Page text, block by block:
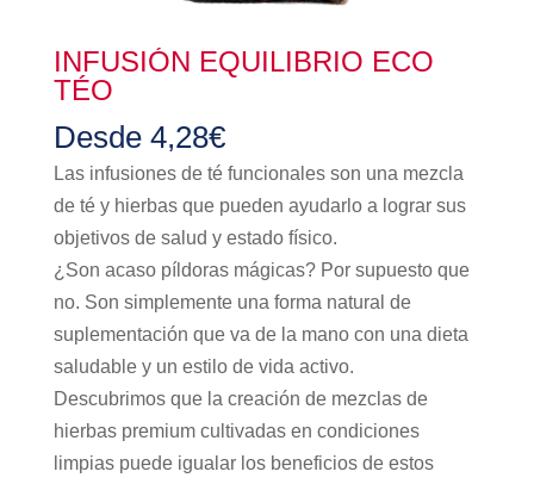
INFUSIÓN EQUILIBRIO ECO
TÉO
Desde 4,28€
Las infusiones de té funcionales son una mezcla
de té y hierbas que pueden ayudarlo a lograr sus
objetivos de salud y estado físico.
¿Son acaso píldoras mágicas? Por supuesto que
no. Son simplemente una forma natural de
suplementación que va de la mano con una dieta
saludable y un estilo de vida activo.
Descubrimos que la creación de mezclas de
hierbas premium cultivadas en condiciones
limpias puede igualar los beneficios de estos